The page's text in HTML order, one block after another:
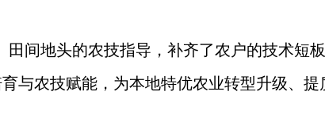
田间地头的农技指导，补齐了农户的技术
与农技赋能，为本地特优农业转型升级、